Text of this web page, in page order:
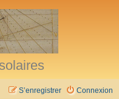
Connexion
S’enregistrer